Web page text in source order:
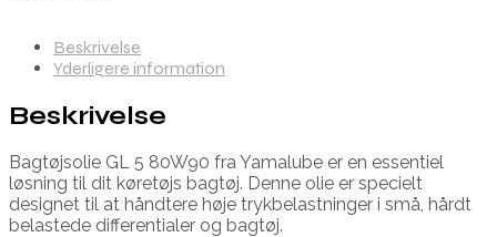
Beskrivelse
Yderligere information
Beskrivelse
Bagtøjsolie GL 5 80W90 fra Yamalube er en essentiel
løsning til dit køretøjs bagtøj. Denne olie er specielt
designet til at håndtere høje trykbelastninger i små, hårdt
belastede differentialer og bagtøj.